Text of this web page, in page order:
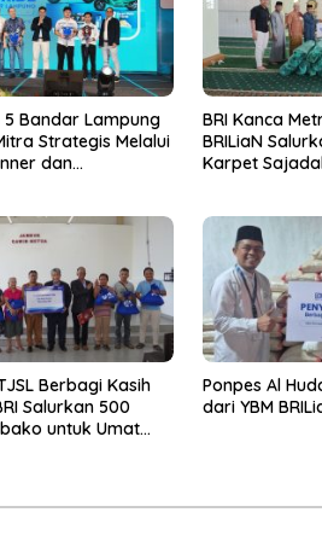
5 Bandar Lampung
Strategis Melalui
dan
BRI Kanca
BRILiaN
Karpet
Berbagi Kasih
Salurkan 500
untuk Umat
Ponpes Al
dari YBM